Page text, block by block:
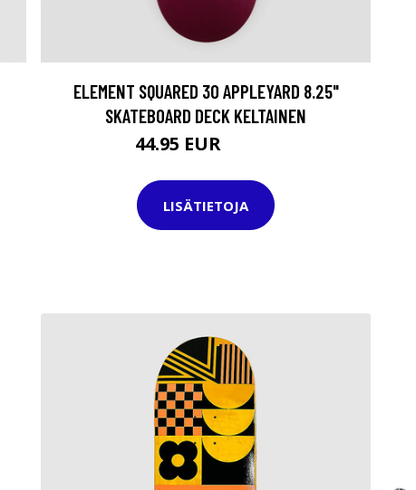
ELEMENT SQUARED 30 APPLEYARD 8.25"
SKATEBOARD DECK KELTAINEN
44.95 EUR
LISÄTIETOJA